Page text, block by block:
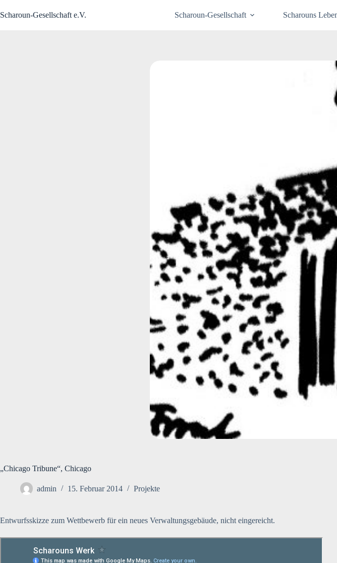
Inhalt
Scharoun-Gesellschaft e.V. Scharoun-Gesellschaft Scharouns
„Chicago Tribune“, Chicago
admin 15. Februar 2014 Projekte
Entwurfsskizze zum Wettbewerb für ein neues Verwaltungsgebäude, nicht eingereicht.